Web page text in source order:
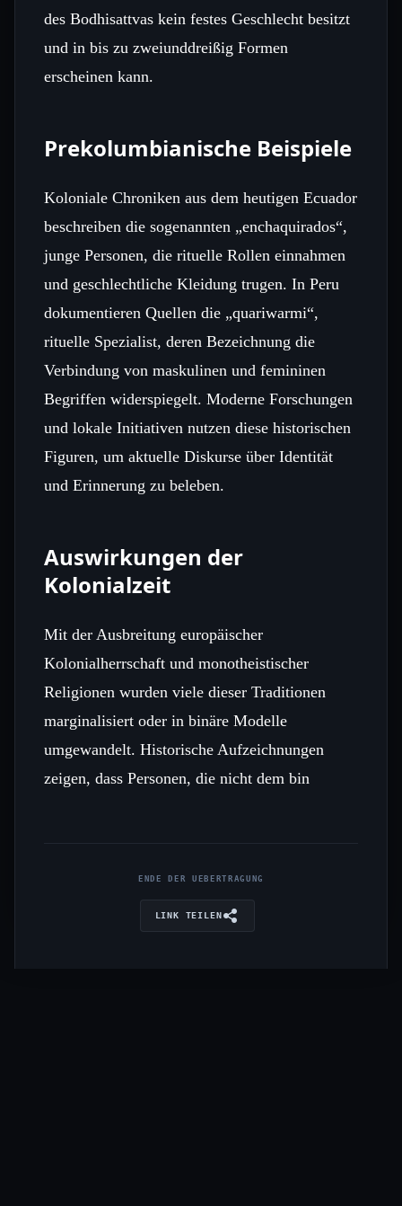
des Bodhisattvas kein festes Geschlecht besitzt
und in bis zu zweiunddreißig Formen
erscheinen kann.
Prekolumbianische Beispiele
Koloniale Chroniken aus dem heutigen Ecuador
beschreiben die sogenannten „enchaquirados“,
junge Personen, die rituelle Rollen einnahmen
und geschlechtliche Kleidung trugen. In Peru
dokumentieren Quellen die „quariwarmi“,
rituelle Spezialist, deren Bezeichnung die
Verbindung von maskulinen und femininen
Begriffen widerspiegelt. Moderne Forschungen
und lokale Initiativen nutzen diese historischen
Figuren, um aktuelle Diskurse über Identität
und Erinnerung zu beleben.
Auswirkungen der
Kolonialzeit
Mit der Ausbreitung europäischer
Kolonialherrschaft und monotheistischer
Religionen wurden viele dieser Traditionen
marginalisiert oder in binäre Modelle
umgewandelt. Historische Aufzeichnungen
zeigen, dass Personen, die nicht dem bin
ENDE DER UEBERTRAGUNG
LINK TEILEN